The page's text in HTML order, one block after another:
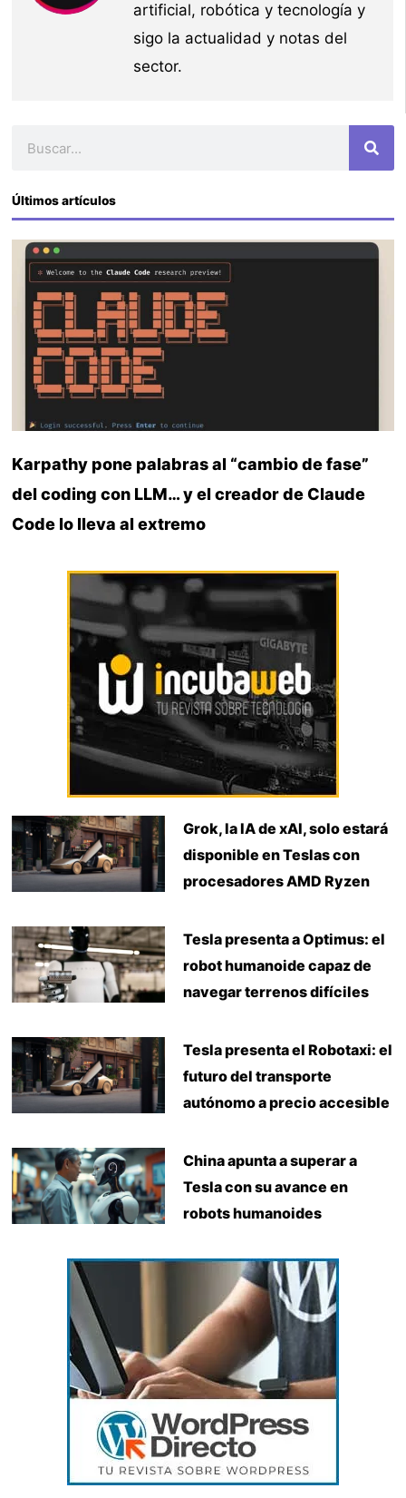
artificial, robótica y tecnología y
sigo la actualidad y notas del
sector.
Últimos artículos
Karpathy pone palabras al “cambio de fase”
del coding con LLM… y el creador de Claude
Code lo lleva al extremo
Grok, la IA de xAI, solo estará
disponible en Teslas con
procesadores AMD Ryzen
Tesla presenta a Optimus: el
robot humanoide capaz de
navegar terrenos difíciles
Tesla presenta el Robotaxi: el
futuro del transporte
autónomo a precio accesible
China apunta a superar a
Tesla con su avance en
robots humanoides